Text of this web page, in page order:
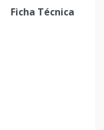
Ficha Técnica